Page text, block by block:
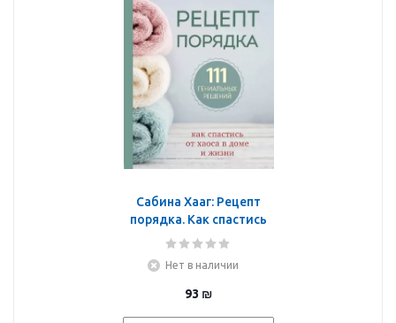
Сабина Хааг: Рецепт
порядка. Как спастись
от хаоса в доме и
Нет в наличии
93 ₪